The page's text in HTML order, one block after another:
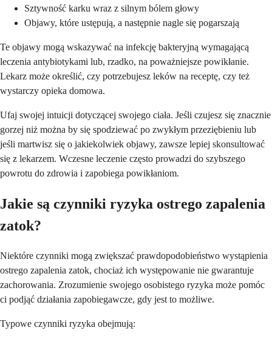
Sztywność karku wraz z silnym bólem głowy
Objawy, które ustępują, a następnie nagle się pogarszają
Te objawy mogą wskazywać na infekcję bakteryjną wymagającą
leczenia antybiotykami lub, rzadko, na poważniejsze powikłanie.
Lekarz może określić, czy potrzebujesz leków na receptę, czy też
wystarczy opieka domowa.
Ufaj swojej intuicji dotyczącej swojego ciała. Jeśli czujesz się znacznie
gorzej niż można by się spodziewać po zwykłym przeziębieniu lub
jeśli martwisz się o jakiekolwiek objawy, zawsze lepiej skonsultować
się z lekarzem. Wczesne leczenie często prowadzi do szybszego
powrotu do zdrowia i zapobiega powikłaniom.
Jakie są czynniki ryzyka ostrego zapalenia
zatok?
Niektóre czynniki mogą zwiększać prawdopodobieństwo wystąpienia
ostrego zapalenia zatok, chociaż ich występowanie nie gwarantuje
zachorowania. Zrozumienie swojego osobistego ryzyka może pomóc
ci podjąć działania zapobiegawcze, gdy jest to możliwe.
Typowe czynniki ryzyka obejmują: